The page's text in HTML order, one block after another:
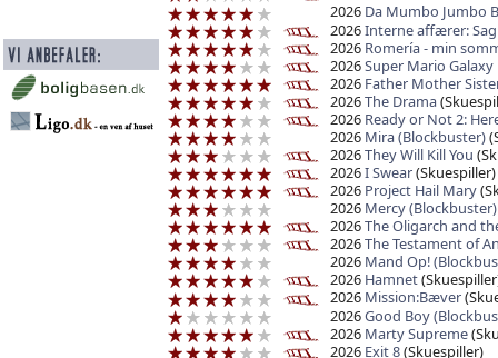
2026 Da Mumbo Jumbo
2026Interne affærer: Sag
2026 Romería - min
2026Super Mario Galaxy
2026 Father Mother
2026The Drama
2026 Ready or Not 2:
2026 Mira (Blockbuster)
2026They Will Kill You
2026I Swear(Skuespiller)
2026 Project Hail Mary
2026 Mercy (Blockbuster)
2026The Oligarch and
2026The Testament of
2026 Mand Op!
2026 Hamnet
2026 Mission:Bæver
2026Good Boy
2026 Marty Supreme
2026 Exit 8(Skuespiller)